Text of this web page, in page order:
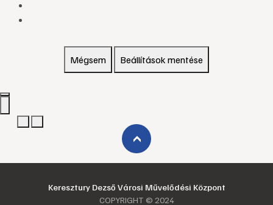
Mégsem Beállítások mentése
›
Keresztury Dezső Városi Művelődési Központ
COPYRIGHT © 2024